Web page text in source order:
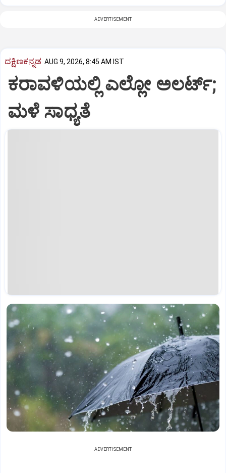
ADVERTISEMENT
ದಕ್ಷಿಣಕನ್ನಡ AUG 9, 2026, 8:45 AM IST
ಕರಾವಳಿಯಲ್ಲಿ ಎಲ್ಲೋ ಅಲರ್ಟ್‌;
ಮಳೆ ಸಾಧ್ಯತೆ
ADVERTISEMENT